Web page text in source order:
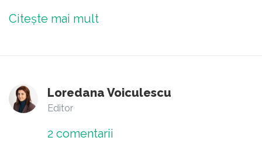
Citește mai mult
Loredana Voiculescu
Editor
2 comentarii